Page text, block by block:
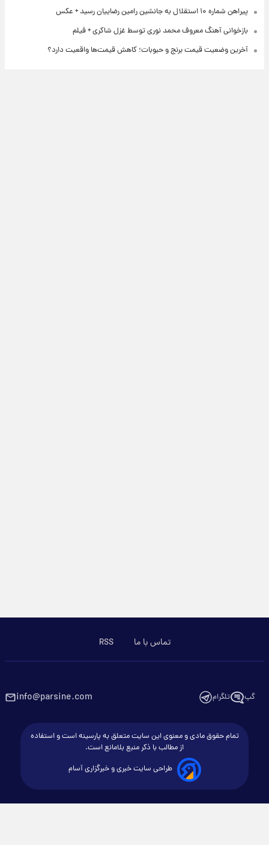
پیراهن شماره ۱۰ استقلال به جانشین رامین رضاییان رسید + عکس
بازخوانی آهنگ معروف محمد نوری توسط غزل شاکری + فیلم
آخرین وضعیت قیمت برنج و حبوبات؛ کاهش قیمت‌ها واقعیت دارد؟
تماس با ما RSS
گپ تلگرام info@parsine.com
تمام حقوق مادی و معنوی این سایت متعلق به پارسینه است و استفاده
از مطالب با ذکر منبع بلامانع است.
طراحی سایت خبری و خبرگزاری آسام